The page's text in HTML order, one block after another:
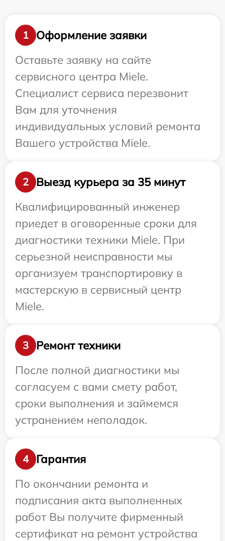
1
Оформление заявки
Оставьте заявку на сайте
сервисного центра Miele.
Специалист сервиса перезвонит
Вам для уточнения
индивидуальных условий ремонта
Вашего устройства Miele.
2
Выезд курьера за 35 минут
Квалифицированный инженер
приедет в оговоренные сроки для
диагностики техники Miele. При
серьезной неисправности мы
организуем транспортировку в
мастерскую в сервисный центр
Miele.
3
Ремонт техники
После полной диагностики мы
согласуем с вами смету работ,
сроки выполнения и займемся
устранением неполадок.
4
Гарантия
По окончании ремонта и
подписания акта выполненных
работ Вы получите фирменный
сертификат на ремонт устройства